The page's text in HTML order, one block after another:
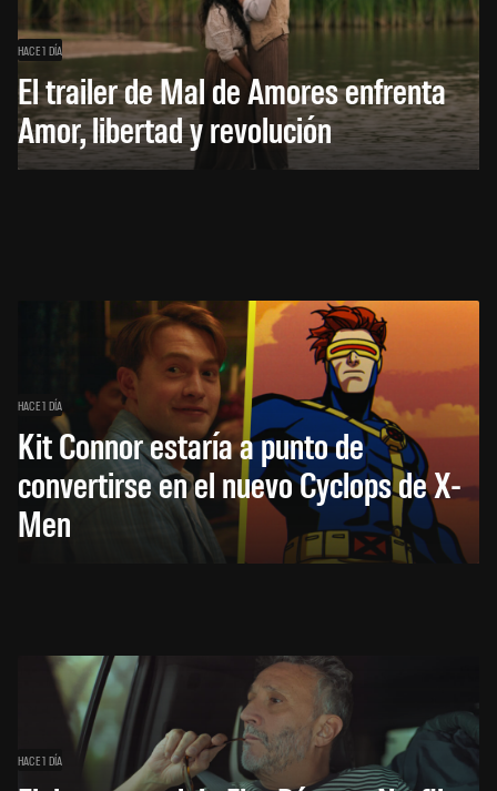
HACE 1 DÍA
El trailer de Mal de Amores enfrenta
Amor, libertad y revolución
HACE 1 DÍA
Kit Connor estaría a punto de
convertirse en el nuevo Cyclops de X-
Men
HACE 1 DÍA